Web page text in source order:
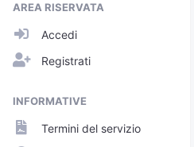
Profili pubblici
Richieste
AREA RISERVATA
Accedi
Registrati
INFORMATIVE
Termini del servizio